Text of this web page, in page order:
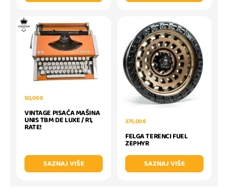
50,00 €
VINTAGE PISAĆA MAŠINA
UNIS TBM DE LUXE / R1,
RATE!
SAZNAJ VIŠE
375,00 €
FELGA TERENCI FUEL
ZEPHYR
SAZNAJ VIŠE